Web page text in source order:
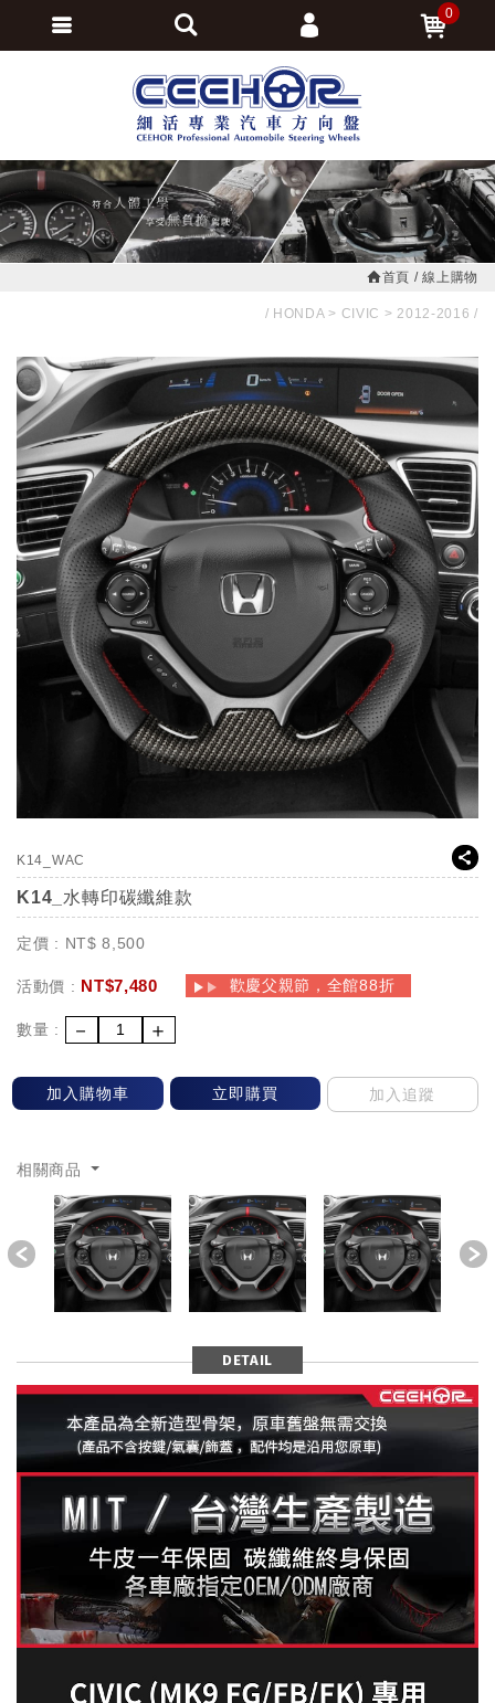
首頁 線上購物
HONDA CIVIC 2012-2016
K14_WAC
K14_水轉印碳纖維款
定價 : NT$ 8,500
活動價 : NT$7,480 歡慶父親節，全館88折
數量 : － ＋
加入購物車 立即購買 加入追蹤
相關商品
Previous
DETAIL
0
會員登入
會員註冊
訂單查詢
追蹤清單
繁體中文